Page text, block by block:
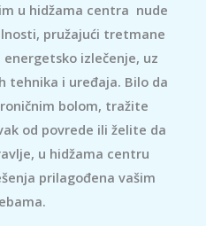
u hidžama centra nude
pružajući tretmane
izlečenje, uz
tehnika i uređaja. Bilo da
bolom, tražite
od povrede ili želite da
u hidžama centru
prilagođena vašim